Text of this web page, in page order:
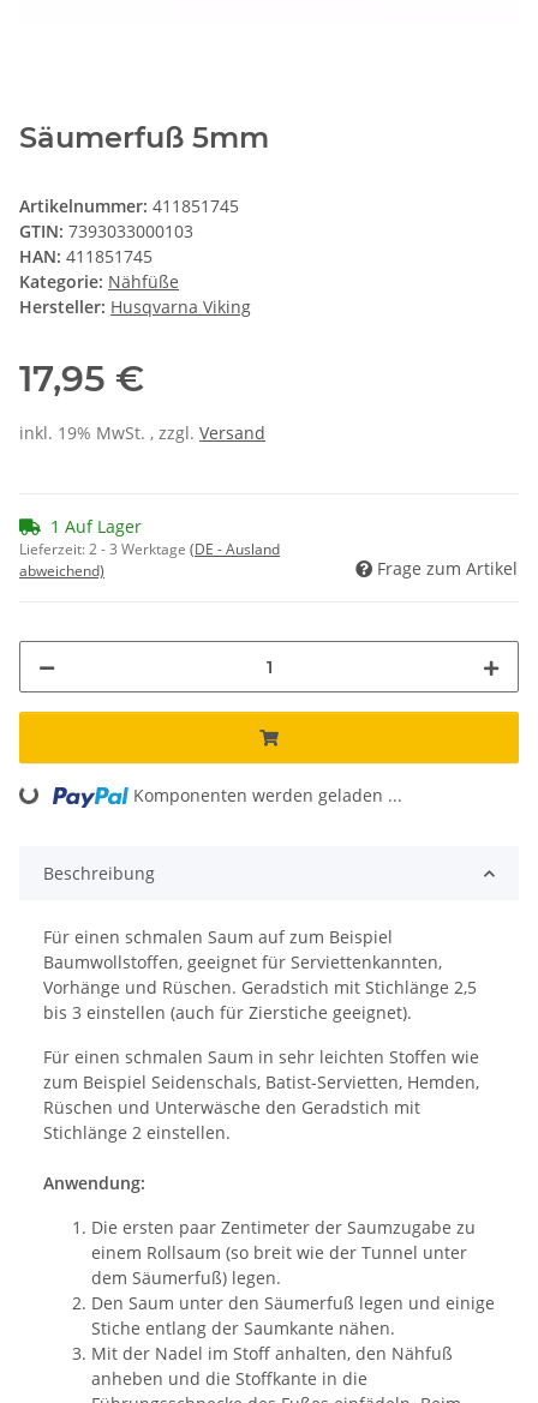
Säumerfuß 5mm
Artikelnummer: 411851745
GTIN: 7393033000103
HAN: 411851745
Kategorie: Nähfüße
Hersteller: Husqvarna Viking
17,95 €
inkl. 19% MwSt. , zzgl. Versand
1 Auf Lager
Lieferzeit:2 - 3 Werktage (DE - Ausland
abweichend)
Frage zum Artikel
Loading... Komponenten werden geladen ...
Beschreibung
Für einen schmalen Saum auf zum Beispiel
Baumwollstoffen, geeignet für Serviettenkannten,
Vorhänge und Rüschen. Geradstich mit Stichlänge 2,5
bis 3 einstellen (auch für Zierstiche geeignet).
Für einen schmalen Saum in sehr leichten Stoffen wie
zum Beispiel Seidenschals, Batist-Servietten, Hemden,
Rüschen und Unterwäsche den Geradstich mit
Stichlänge 2 einstellen.
Anwendung:
Die ersten paar Zentimeter der Saumzugabe zu
einem Rollsaum (so breit wie der Tunnel unter
dem Säumerfuß) legen.
Den Saum unter den Säumerfuß legen und einige
Stiche entlang der Saumkante nähen.
Mit der Nadel im Stoff anhalten, den Nähfuß
anheben und die Stoffkante in die